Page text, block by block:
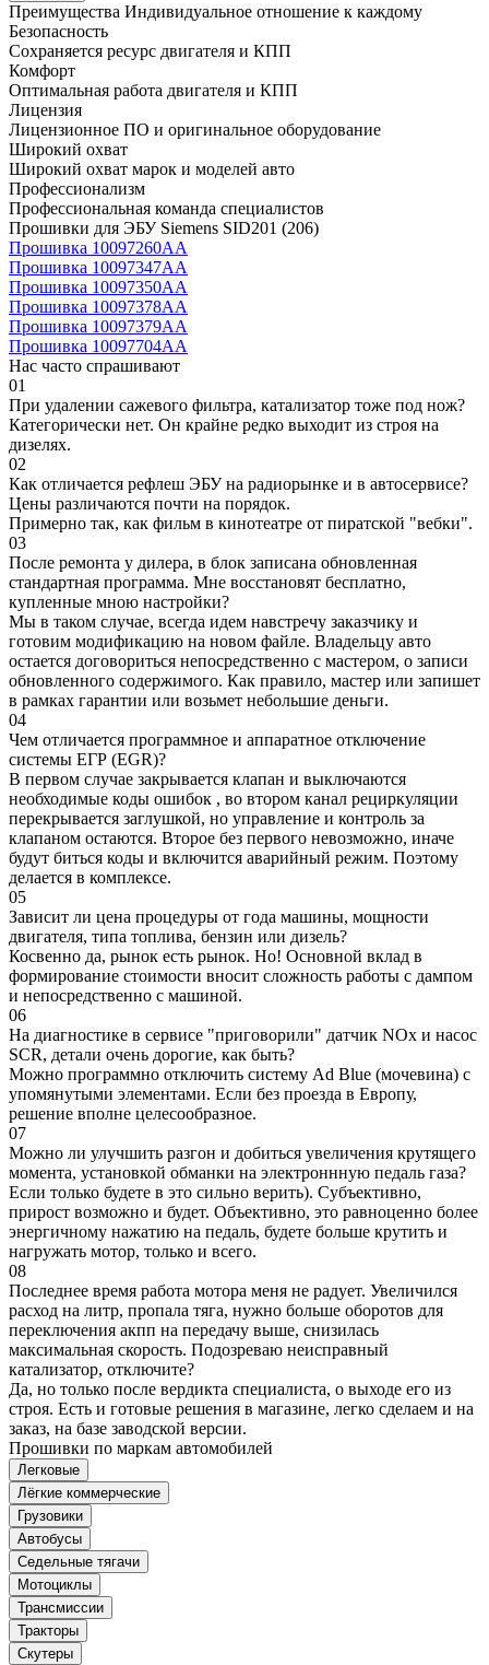
Преимущества Индивидуальное отношение к каждому
Безопасность
Сохраняется ресурс двигателя и КПП
Комфорт
Оптимальная работа двигателя и КПП
Лицензия
Лицензионное ПО и оригинальное оборудование
Широкий охват
Широкий охват марок и моделей авто
Профессионализм
Профессиональная команда специалистов
Прошивки для ЭБУ Siemens SID201 (206)
Прошивка 10097260AA
Прошивка 10097347AA
Прошивка 10097350AA
Прошивка 10097378AA
Прошивка 10097379AA
Прошивка 10097704AA
Нас часто спрашивают
01
При удалении сажевого фильтра, катализатор тоже под нож?
Категорически нет. Он крайне редко выходит из строя на
дизелях.
02
Как отличается рефлеш ЭБУ на радиорынке и в автосервисе?
Цены различаются почти на порядок.
Примерно так, как фильм в кинотеатре от пиратской "вебки".
03
После ремонта у дилера, в блок записана обновленная
стандартная программа. Мне восстановят бесплатно,
купленные мною настройки?
Мы в таком случае, всегда идем навстречу заказчику и
готовим модификацию на новом файле. Владельцу авто
остается договориться непосредственно с мастером, о записи
обновленного содержимого. Как правило, мастер или запишет
в рамках гарантии или возьмет небольшие деньги.
04
Чем отличается программное и аппаратное отключение
системы ЕГР (EGR)?
В первом случае закрывается клапан и выключаются
необходимые коды ошибок , во втором канал рециркуляции
перекрывается заглушкой, но управление и контроль за
клапаном остаются. Второе без первого невозможно, иначе
будут биться коды и включится аварийный режим. Поэтому
делается в комплексе.
05
Зависит ли цена процедуры от года машины, мощности
двигателя, типа топлива, бензин или дизель?
Косвенно да, рынок есть рынок. Но! Основной вклад в
формирование стоимости вносит сложность работы с дампом
и непосредственно с машиной.
06
На диагностике в сервисе "приговорили" датчик NOx и насос
SCR, детали очень дорогие, как быть?
Можно программно отключить систему Ad Blue (мочевина) с
упомянутыми элементами. Если без проезда в Европу,
решение вполне целесообразное.
07
Можно ли улучшить разгон и добиться увеличения крутящего
момента, установкой обманки на электроннную педаль газа?
Если только будете в это сильно верить). Субъективно,
прирост возможно и будет. Объективно, это равноценно более
энергичному нажатию на педаль, будете больше крутить и
нагружать мотор, только и всего.
08
Последнее время работа мотора меня не радует. Увеличился
расход на литр, пропала тяга, нужно больше оборотов для
переключения акпп на передачу выше, снизилась
максимальная скорость. Подозреваю неисправный
катализатор, отключите?
Да, но только после вердикта специалиста, о выходе его из
строя. Есть и готовые решения в магазине, легко сделаем и на
заказ, на базе заводской версии.
Прошивки по маркам автомобилей
Легковые
Лёгкие коммерческие
Грузовики
Автобусы
Седельные тягачи
Мотоциклы
Трансмиссии
Тракторы
Скутеры